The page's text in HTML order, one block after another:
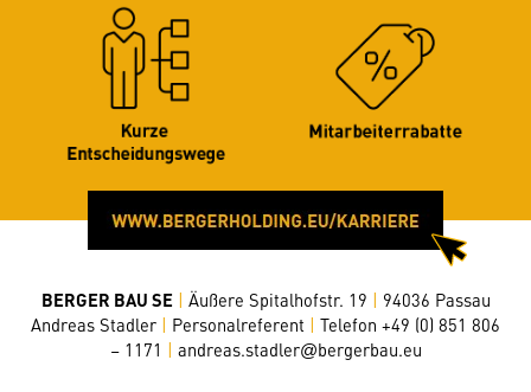
BERGER BAU SE | Äußere Spitalhofstr. 19 | 94036 Passau
Andreas Stadler | Personalreferent | Telefon +49 (0) 851 806
– 1171 | andreas.stadler@bergerbau.eu